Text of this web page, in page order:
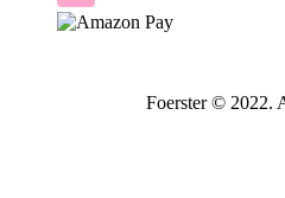
Foerster © 2022.